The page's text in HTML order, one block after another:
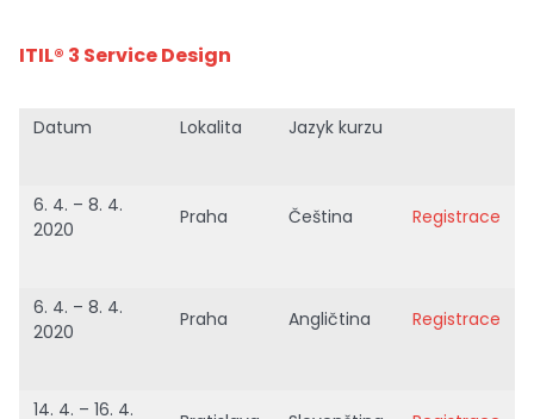
ITIL® 3 Service Design
Datum Lokalita Jazyk kurzu
6. 4. – 8. 4.
2020
Praha Čeština Registrace
6. 4. – 8. 4.
2020
Praha Angličtina Registrace
14. 4. – 16. 4.